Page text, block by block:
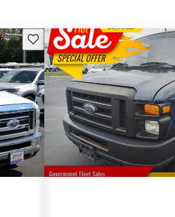
Guarda este Aviso